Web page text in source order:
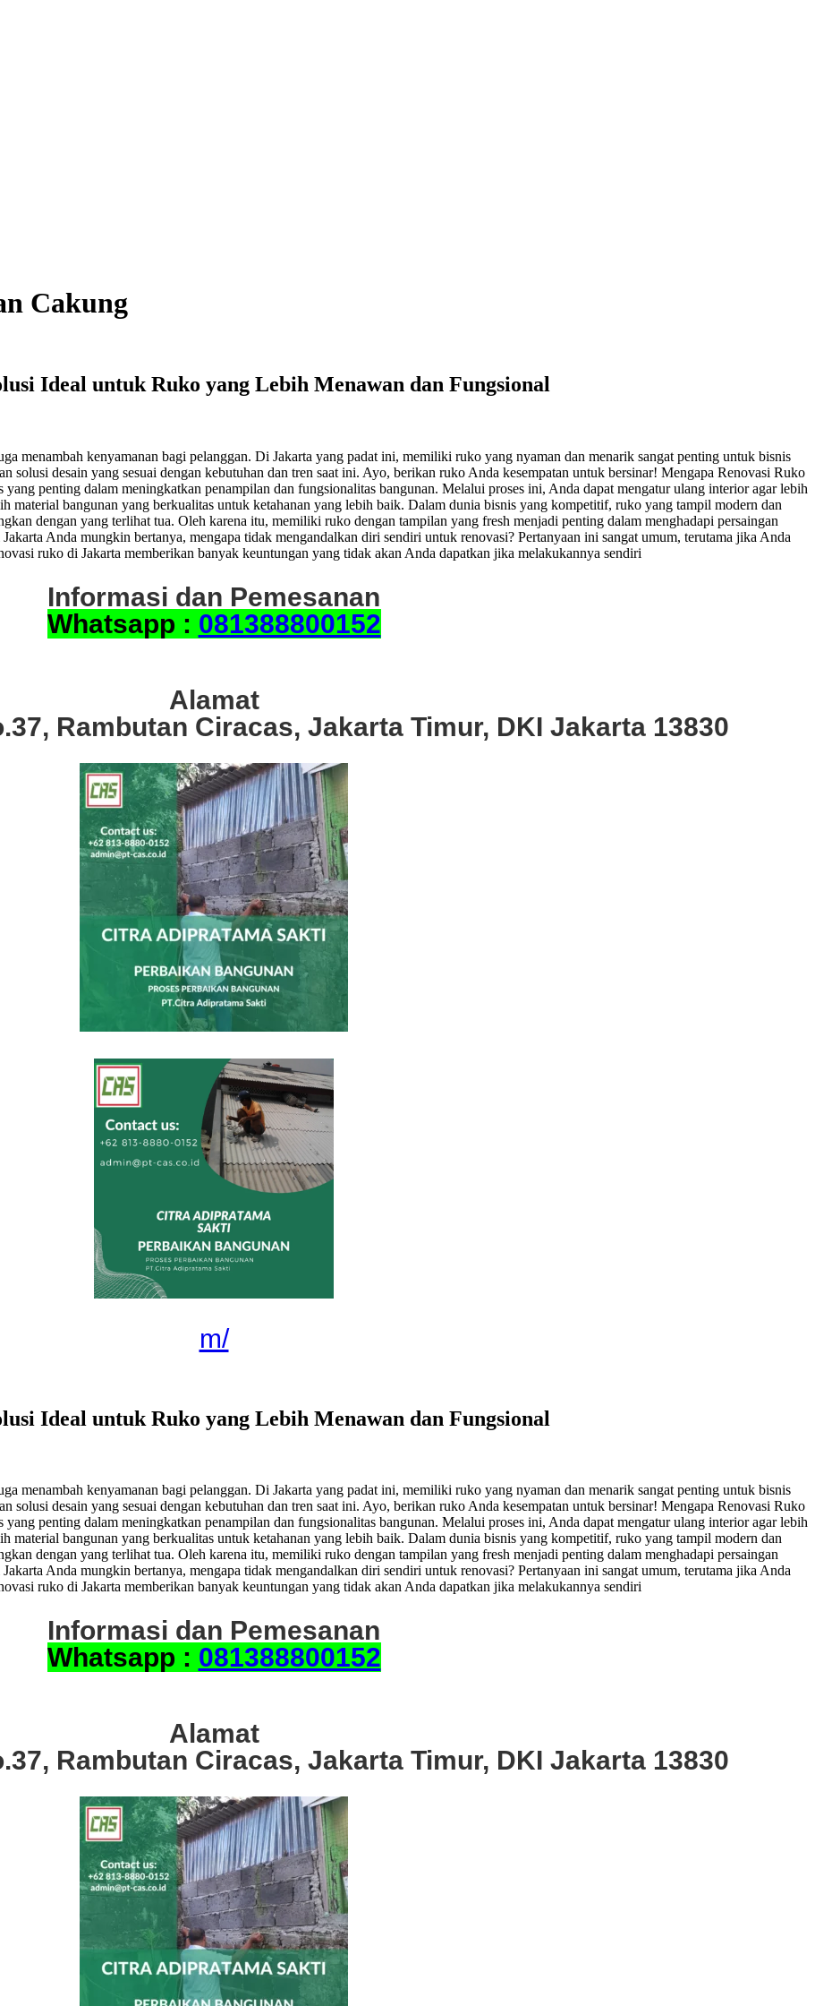
Cakung
Ideal untuk Ruko yang Lebih Menawan dan Fungsional
menambah kenyamanan bagi pelanggan. Di Jakarta yang padat ini, memiliki ruko yang nyaman dan menarik sangat penting untuk bisnis
solusi desain yang sesuai dengan kebutuhan dan tren saat ini. Ayo, berikan ruko Anda kesempatan untuk bersinar! Mengapa Renovasi Ruko
penting dalam meningkatkan penampilan dan fungsionalitas bangunan. Melalui proses ini, Anda dapat mengatur ulang interior agar lebih
material bangunan yang berkualitas untuk ketahanan yang lebih baik. Dalam dunia bisnis yang kompetitif, ruko yang tampil modern dan
dengan yang terlihat tua. Oleh karena itu, memiliki ruko dengan tampilan yang fresh menjadi penting dalam menghadapi persaingan
Anda mungkin bertanya, mengapa tidak mengandalkan diri sendiri untuk renovasi? Pertanyaan ini sangat umum, terutama jika Anda
ruko di Jakarta memberikan banyak keuntungan yang tidak akan Anda dapatkan jika melakukannya sendiri
Informasi dan Pemesanan
Whatsapp : 081388800152
Alamat
Rambutan Ciracas, Jakarta Timur, DKI Jakarta 13830
m/
Ideal untuk Ruko yang Lebih Menawan dan Fungsional
menambah kenyamanan bagi pelanggan. Di Jakarta yang padat ini, memiliki ruko yang nyaman dan menarik sangat penting untuk bisnis
solusi desain yang sesuai dengan kebutuhan dan tren saat ini. Ayo, berikan ruko Anda kesempatan untuk bersinar! Mengapa Renovasi Ruko
penting dalam meningkatkan penampilan dan fungsionalitas bangunan. Melalui proses ini, Anda dapat mengatur ulang interior agar lebih
material bangunan yang berkualitas untuk ketahanan yang lebih baik. Dalam dunia bisnis yang kompetitif, ruko yang tampil modern dan
dengan yang terlihat tua. Oleh karena itu, memiliki ruko dengan tampilan yang fresh menjadi penting dalam menghadapi persaingan
Anda mungkin bertanya, mengapa tidak mengandalkan diri sendiri untuk renovasi? Pertanyaan ini sangat umum, terutama jika Anda
ruko di Jakarta memberikan banyak keuntungan yang tidak akan Anda dapatkan jika melakukannya sendiri
Informasi dan Pemesanan
Whatsapp : 081388800152
Alamat
Rambutan Ciracas, Jakarta Timur, DKI Jakarta 13830